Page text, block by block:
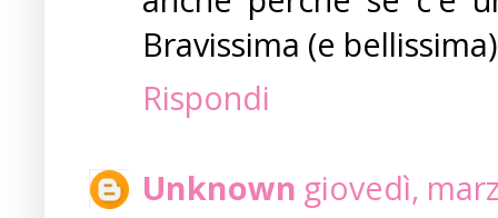
Bravissima (e
Rispondi
Unknown giovedì,